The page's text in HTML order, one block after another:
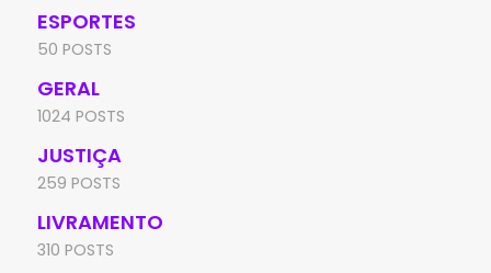
ESPORTES
50 POSTS
GERAL
1024 POSTS
JUSTIÇA
259 POSTS
LIVRAMENTO
310 POSTS